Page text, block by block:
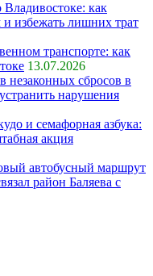
как
избежать лишних трат
транспорте: как
13.07.2026
незаконных сбросов в
нарушения
и семафорная азбука:
акция
автобусный маршрут
район Баляева с